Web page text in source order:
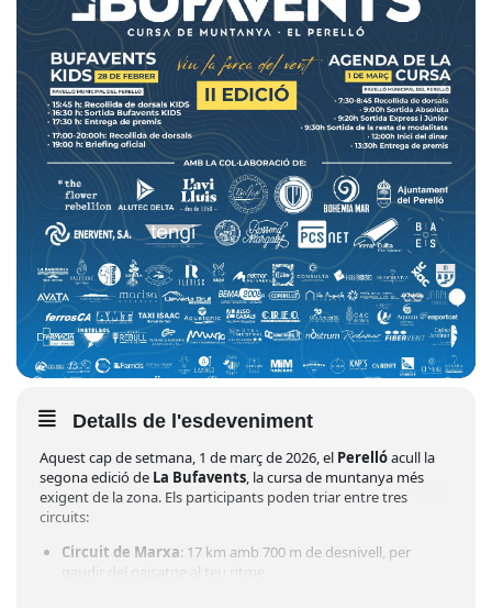
Detalls de l'esdeveniment
Aquest cap de setmana, 1 de març de 2026, el Perellóacull la
segona edició de La Bufavents, la cursa de muntanya més
exigent de la zona. Els participants poden triar entre tres
circuits:
Circuit de Marxa: 17 km amb 700 m de desnivell, per
gaudir del paisatge al teu ritme.